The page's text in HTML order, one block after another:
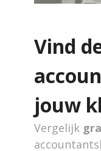
Vind
jouw
Vergelijk